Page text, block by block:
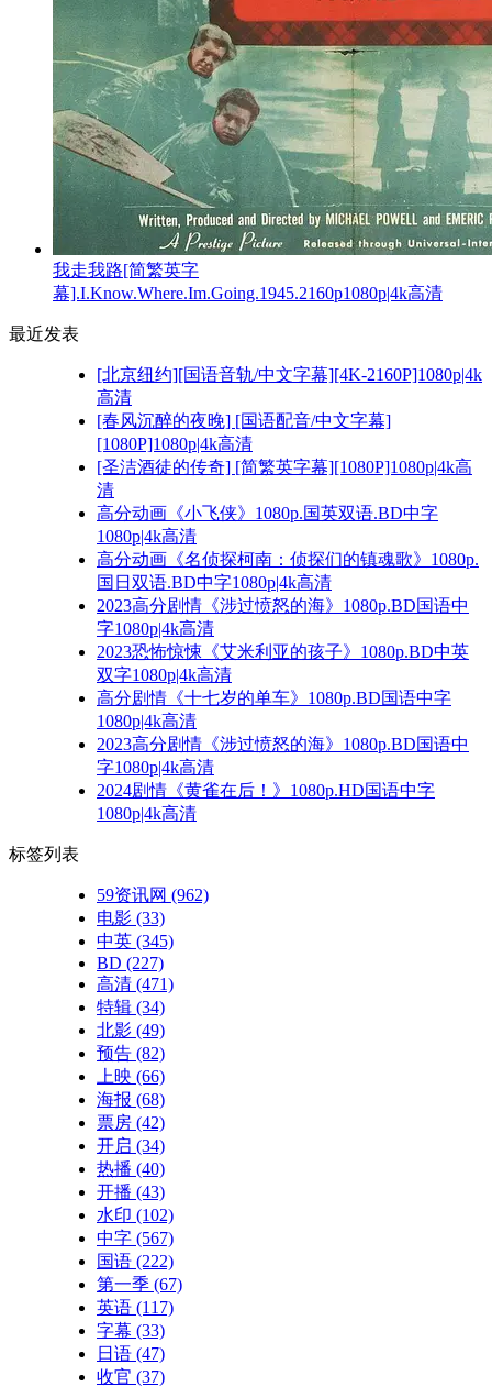
我走我路[简繁英字
幕].I.Know.Where.Im.Going.1945.2160p1080p|4k高清
最近发表
[北京纽约][国语音轨/中文字幕][4K-2160P]1080p|4k
高清
[春风沉醉的夜晚] [国语配音/中文字幕]
[1080P]1080p|4k高清
[圣洁酒徒的传奇] [简繁英字幕][1080P]1080p|4k高
清
高分动画《小飞侠》1080p.国英双语.BD中字
1080p|4k高清
高分动画《名侦探柯南：侦探们的镇魂歌》1080p.
国日双语.BD中字1080p|4k高清
2023高分剧情《涉过愤怒的海》1080p.BD国语中
字1080p|4k高清
2023恐怖惊悚《艾米利亚的孩子》1080p.BD中英
双字1080p|4k高清
高分剧情《十七岁的单车》1080p.BD国语中字
1080p|4k高清
2023高分剧情《涉过愤怒的海》1080p.BD国语中
字1080p|4k高清
2024剧情《黄雀在后！》1080p.HD国语中字
1080p|4k高清
标签列表
59资讯网 (962)
电影 (33)
中英 (345)
BD (227)
高清 (471)
特辑 (34)
北影 (49)
预告 (82)
上映 (66)
海报 (68)
票房 (42)
开启 (34)
热播 (40)
开播 (43)
水印 (102)
中字 (567)
国语 (222)
第一季 (67)
英语 (117)
字幕 (33)
日语 (47)
收官 (37)